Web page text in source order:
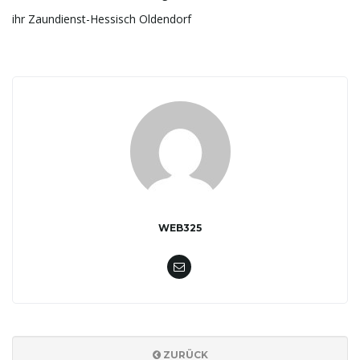
ihr Zaundienst-Hessisch Oldendorf
WEB325
ZURÜCK